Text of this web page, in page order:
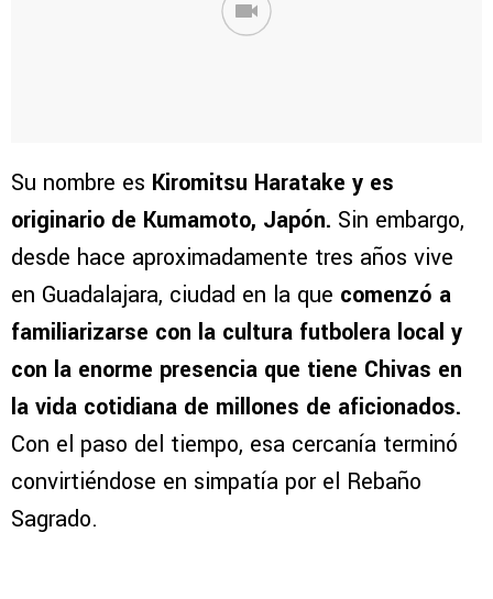
Su nombre es Kiromitsu Haratake y es
originario de Kumamoto, Japón. Sin embargo,
desde hace aproximadamente tres años vive
en Guadalajara, ciudad en la que comenzó a
familiarizarse con la cultura futbolera local y
con la enorme presencia que tiene Chivas en
la vida cotidiana de millones de aficionados.
Con el paso del tiempo, esa cercanía terminó
convirtiéndose en simpatía por el Rebaño
Sagrado.